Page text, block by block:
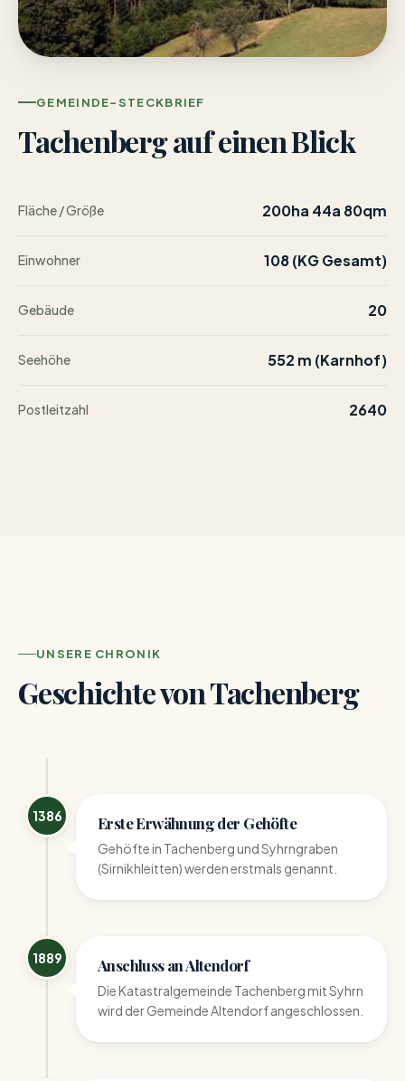
GEMEINDE-STECKBRIEF
Tachenberg auf einen Blick
Fläche / Größe 200ha 44a 80qm
Einwohner 108 (KG Gesamt)
Gebäude 20
Seehöhe 552 m (Karnhof)
Postleitzahl 2640
UNSERE CHRONIK
Geschichte von Tachenberg
1386 Erste Erwähnung der Gehöfte
Gehöfte in Tachenberg und Syhrngraben
(Sirnikhleitten) werden erstmals genannt.
1889 Anschluss an Altendorf
Die Katastralgemeinde Tachenberg mit Syhrn
wird der Gemeinde Altendorf angeschlossen.